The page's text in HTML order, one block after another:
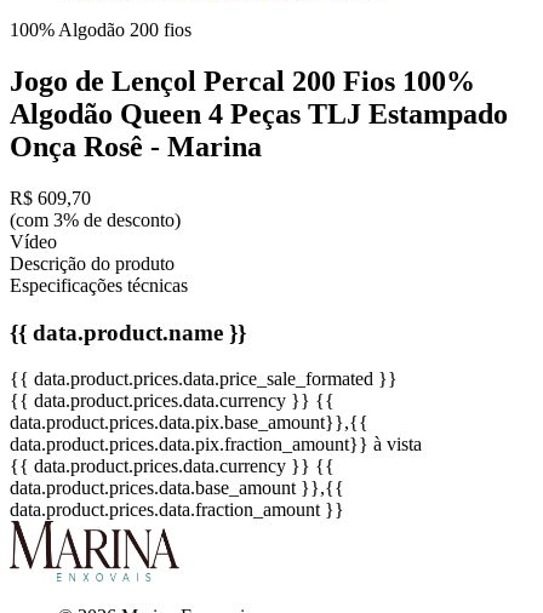
100% Algodão 200 fios
Jogo de Lençol Percal 200 Fios 100%
Algodão Queen 4 Peças TLJ Estampado
Onça Rosê - Marina
R$ 609,70
(com 3% de desconto)
Vídeo
Descrição do produto
Especificações técnicas
{{ data.product.name }}
{{ data.product.prices.data.price_sale_formated }}
{{ data.product.prices.data.currency }} {{
data.product.prices.data.pix.base_amount}},{{
data.product.prices.data.pix.fraction_amount}} à vista
{{ data.product.prices.data.currency }} {{
data.product.prices.data.base_amount }},{{
data.product.prices.data.fraction_amount }}